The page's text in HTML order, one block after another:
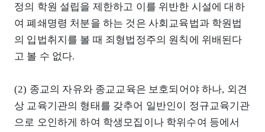
정의 학원 설립을 제한하고 이를 위반한 시설에 대하
여 폐쇄명령 처분을 하는 것은 사회교육법과 학원법
의 입법취지를 볼 때 죄형법정주의 원칙에 위배된다
고 볼 수 없다.
(2) 종교의 자유와 종교교육은 보호되어야 하나, 외견
상 교육기관의 형태를 갖추어 일반인이 정규교육기관
으로 오인하게 하여 학생모집이나 학위수여 등에서